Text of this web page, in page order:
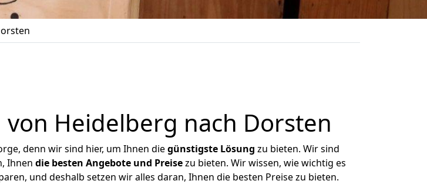
Heidelberg nach Dorsten
denn wir sind hier, um Ihnen diegünstigste Lösung zu bieten. Wir sind
Ihnen die besten Angebote und Preisezu bieten. Wir wissen, wie wichtig es
und deshalb setzen wir alles daran, Ihnen die besten Preise zu bieten.